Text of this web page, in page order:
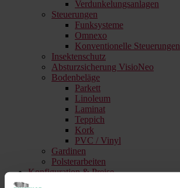
Verdunkelungsanlagen
Steuerungen
Funksysteme
Omnexo
Konventionelle Steuerungen
Insektenschutz
Absturzsicherung VisioNeo
Bodenbeläge
Parkett
Linoleum
Laminat
Teppich
Kork
PVC / Vinyl
Gardinen
Polsterarbeiten
Konfiguration & Preise